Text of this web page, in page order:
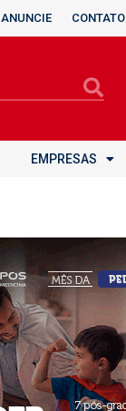
ANUNCIE CONTATO
EMPRESAS